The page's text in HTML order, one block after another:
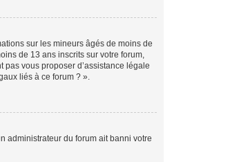
sur les mineurs âgés de moins de
de 13 ans inscrits sur votre forum,
vous proposer d’assistance légale
liés à ce forum ? ».
administrateur du forum ait banni votre